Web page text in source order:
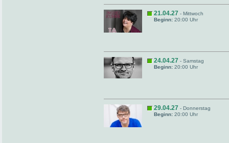
21.04.27 - Mittwoch
Beginn: 20:00 Uhr
24.04.27 - Samstag
Beginn: 20:00 Uhr
29.04.27 - Donnerstag
Beginn: 20:00 Uhr